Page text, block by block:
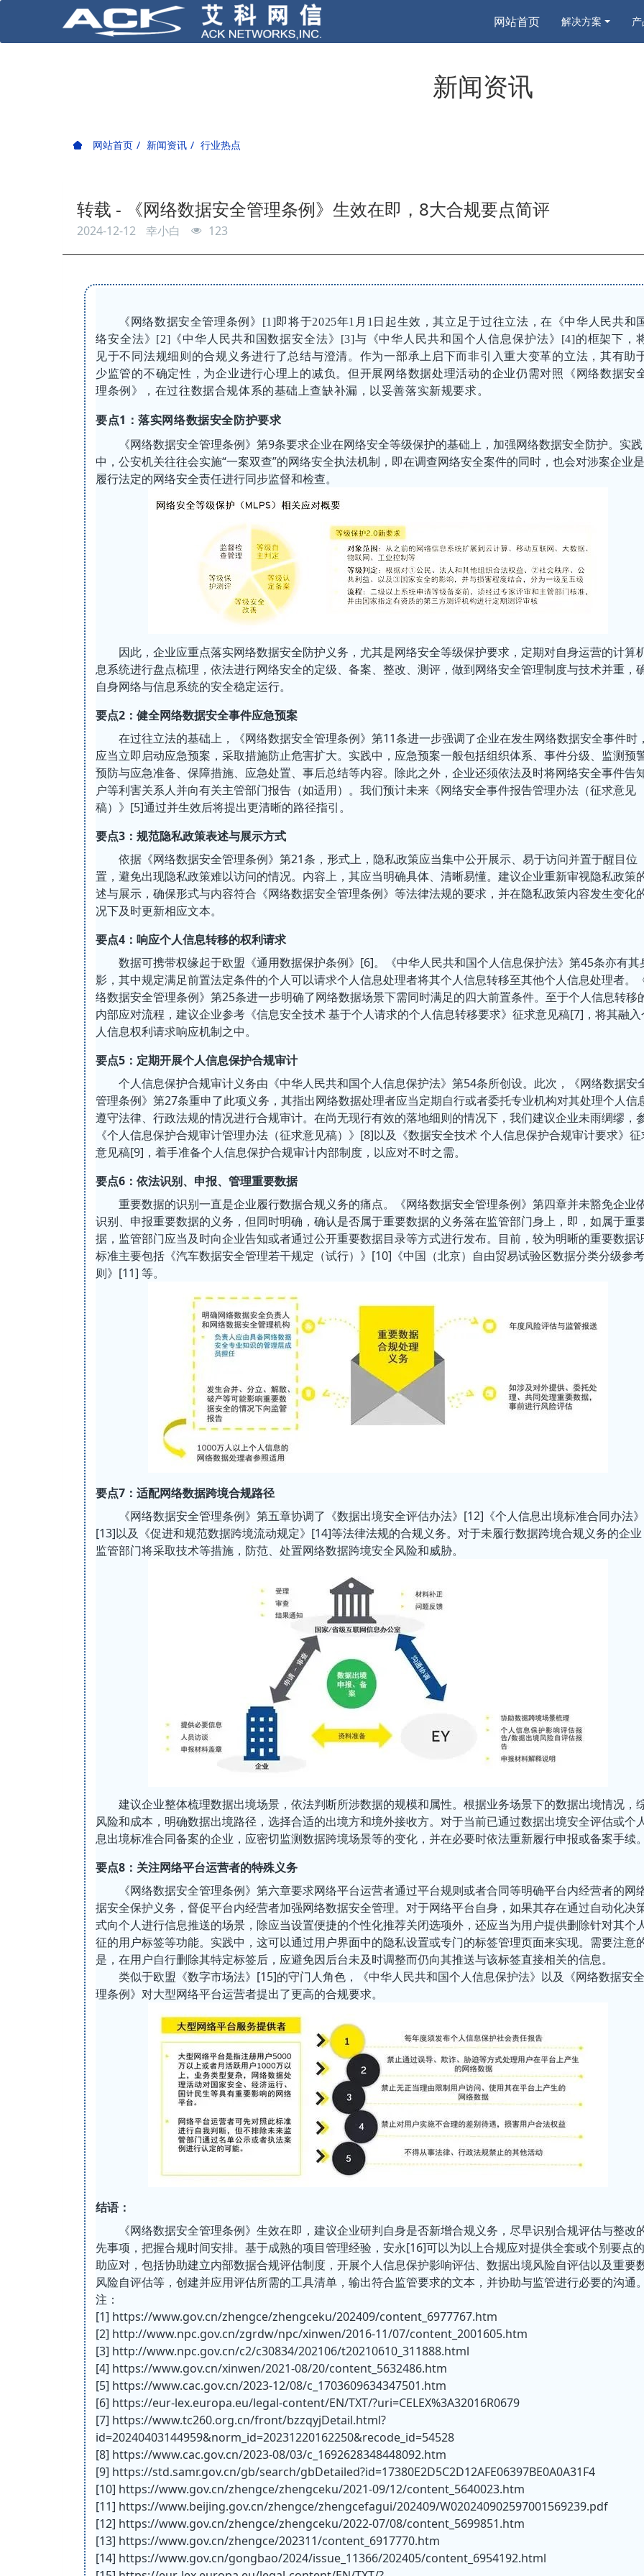
网站首页 解决方案
新闻资讯
网站首页 新闻资讯 行业热点
转载 - 《网络数据安全管理条例》生效在即，8大合规要点简评
2024-12-12 幸小白 123
《网络数据安全管理条例》[1]即将于2025年1月1日起生效，其立足于过往立法，在《中华人民共和
络安全法》[2]《中华人民共和国数据安全法》[3]与《中华人民共和国个人信息保护法》[4]的框架下，
见于不同法规细则的合规义务进行了总结与澄清。作为一部承上启下而非引入重大变革的立法，其有助
少监管的不确定性，为企业进行心理上的减负。但开展网络数据处理活动的企业仍需对照《网络数据安
理条例》，在过往数据合规体系的基础上查缺补漏，以妥善落实新规要求。
要点1：落实网络数据安全防护要求
《网络数据安全管理条例》第9条要求企业在网络安全等级保护的基础上，加强网络数据安全防护。实践
中，公安机关往往会实施“一案双查”的网络安全执法机制，即在调查网络安全案件的同时，也会对涉案企业
履行法定的网络安全责任进行同步监督和检查。
因此，企业应重点落实网络数据安全防护义务，尤其是网络安全等级保护要求，定期对自身运营的计算
息系统进行盘点梳理，依法进行网络安全的定级、备案、整改、测评，做到网络安全管理制度与技术并重，
自身网络与信息系统的安全稳定运行。
要点2：健全网络数据安全事件应急预案
在过往立法的基础上，《网络数据安全管理条例》第11条进一步强调了企业在发生网络数据安全事件时
应当立即启动应急预案，采取措施防止危害扩大。实践中，应急预案一般包括组织体系、事件分级、监测预
预防与应急准备、保障措施、应急处置、事后总结等内容。除此之外，企业还须依法及时将网络安全事件告
户等利害关系人并向有关主管部门报告（如适用）。我们预计未来《网络安全事件报告管理办法（征求意见
稿）》[5]通过并生效后将提出更清晰的路径指引。
要点3：规范隐私政策表述与展示方式
依据《网络数据安全管理条例》第21条，形式上，隐私政策应当集中公开展示、易于访问并置于醒目位
置，避免出现隐私政策难以访问的情况。内容上，其应当明确具体、清晰易懂。建议企业重新审视隐私政策
述与展示，确保形式与内容符合《网络数据安全管理条例》等法律法规的要求，并在隐私政策内容发生变化
况下及时更新相应文本。
要点4：响应个人信息转移的权利请求
数据可携带权缘起于欧盟《通用数据保护条例》[6]。《中华人民共和国个人信息保护法》第45条亦有其
影，其中规定满足前置法定条件的个人可以请求个人信息处理者将其个人信息转移至其他个人信息处理者。
络数据安全管理条例》第25条进一步明确了网络数据场景下需同时满足的四大前置条件。至于个人信息转移
内部应对流程，建议企业参考《信息安全技术 基于个人请求的个人信息转移要求》征求意见稿[7]，将其融入
人信息权利请求响应机制之中。
要点5：定期开展个人信息保护合规审计
个人信息保护合规审计义务由《中华人民共和国个人信息保护法》第54条所创设。此次，《网络数据安
管理条例》第27条重申了此项义务，其指出网络数据处理者应当定期自行或者委托专业机构对其处理个人信
遵守法律、行政法规的情况进行合规审计。在尚无现行有效的落地细则的情况下，我们建议企业未雨绸缪，
《个人信息保护合规审计管理办法（征求意见稿）》[8]以及《数据安全技术 个人信息保护合规审计要求》征
意见稿[9]，着手准备个人信息保护合规审计内部制度，以应对不时之需。
要点6：依法识别、申报、管理重要数据
重要数据的识别一直是企业履行数据合规义务的痛点。《网络数据安全管理条例》第四章并未豁免企业
识别、申报重要数据的义务，但同时明确，确认是否属于重要数据的义务落在监管部门身上，即，如属于重
据，监管部门应当及时向企业告知或者通过公开重要数据目录等方式进行发布。目前，较为明晰的重要数据
标准主要包括《汽车数据安全管理若干规定（试行）》[10]《中国（北京）自由贸易试验区数据分类分级参
则》[11] 等。
要点7：适配网络数据跨境合规路径
《网络数据安全管理条例》第五章协调了《数据出境安全评估办法》[12]《个人信息出境标准合同办法》
[13]以及《促进和规范数据跨境流动规定》[14]等法律法规的合规义务。对于未履行数据跨境合规义务的企
监管部门将采取技术等措施，防范、处置网络数据跨境安全风险和威胁。
建议企业整体梳理数据出境场景，依法判断所涉数据的规模和属性。根据业务场景下的数据出境情况，
风险和成本，明确数据出境路径，选择合适的出境方和境外接收方。对于当前已通过数据出境安全评估或个
息出境标准合同备案的企业，应密切监测数据跨境场景等的变化，并在必要时依法重新履行申报或备案手续
要点8：关注网络平台运营者的特殊义务
《网络数据安全管理条例》第六章要求网络平台运营者通过平台规则或者合同等明确平台内经营者的网
据安全保护义务，督促平台内经营者加强网络数据安全管理。对于网络平台自身，如果其存在通过自动化决
式向个人进行信息推送的场景，除应当设置便捷的个性化推荐关闭选项外，还应当为用户提供删除针对其个
征的用户标签等功能。实践中，这可以通过用户界面中的隐私设置或专门的标签管理页面来实现。需要注意
是，在用户自行删除其特定标签后，应避免因后台未及时调整而仍向其推送与该标签直接相关的信息。
类似于欧盟《数字市场法》[15]的守门人角色，《中华人民共和国个人信息保护法》以及《网络数据安
理条例》对大型网络平台运营者提出了更高的合规要求。
结语：
《网络数据安全管理条例》生效在即，建议企业研判自身是否新增合规义务，尽早识别合规评估与整改
先事项，把握合规时间安排。基于成熟的项目管理经验，安永[16]可以为以上合规应对提供全套或个别要点
助应对，包括协助建立内部数据合规评估制度，开展个人信息保护影响评估、数据出境风险自评估以及重要
风险自评估等，创建并应用评估所需的工具清单，输出符合监管要求的文本，并协助与监管进行必要的沟通
注：
[1] https://www.gov.cn/zhengce/zhengceku/202409/content_6977767.htm
[2] http://www.npc.gov.cn/zgrdw/npc/xinwen/2016-11/07/content_2001605.htm
[3] http://www.npc.gov.cn/c2/c30834/202106/t20210610_311888.html
[4] https://www.gov.cn/xinwen/2021-08/20/content_5632486.htm
[5] https://www.cac.gov.cn/2023-12/08/c_1703609634347501.htm
[6] https://eur-lex.europa.eu/legal-content/EN/TXT/?uri=CELEX%3A32016R0679
[7] https://www.tc260.org.cn/front/bzzqyjDetail.html?
id=20240403144959&norm_id=20231220162250&recode_id=54528
[8] https://www.cac.gov.cn/2023-08/03/c_1692628348448092.htm
[9] https://std.samr.gov.cn/gb/search/gbDetailed?id=17380E2D5C2D12AFE06397BE0A0A31F4
[10] https://www.gov.cn/zhengce/zhengceku/2021-09/12/content_5640023.htm
[11] https://www.beijing.gov.cn/zhengce/zhengcefagui/202409/W020240902597001569239.pdf
[12] https://www.gov.cn/zhengce/zhengceku/2022-07/08/content_5699851.htm
[13] https://www.gov.cn/zhengce/202311/content_6917770.htm
[14] https://www.gov.cn/gongbao/2024/issue_11366/202405/content_6954192.html